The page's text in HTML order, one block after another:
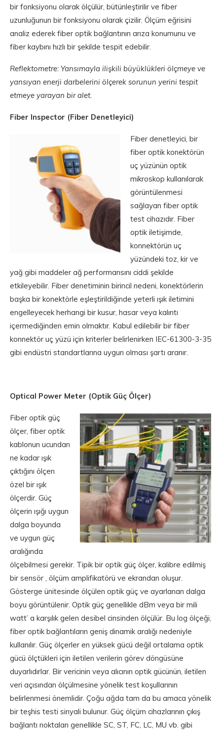
bir fonksiyonu olarak ölçülür, bütünleştirilir ve fiber
uzunluğunun bir fonksiyonu olarak çizilir. Ölçüm eğrisini
analiz ederek fiber optik bağlantının arıza konumunu ve
fiber kaybını hızlı bir şekilde tespit edebilir.
Reflektometre: Yansımayla ilişkili büyüklükleri ölçmeye ve
yansıyan enerji darbelerini ölçerek sorunun yerini tespit
etmeye yarayan bir alet.
Fiber Inspector (Fiber Denetleyici)
Fiber denetleyici, bir
fiber optik konektörün
uç yüzünün optik
mikroskop kullanılarak
görüntülenmesi
sağlayan fiber optik
test cihazıdır. Fiber
optik iletişimde,
konnektörün uç
yüzündeki toz, kir ve
yağ gibi maddeler ağ performansını ciddi şekilde
etkileyebilir. Fiber denetiminin birincil nedeni, konektörlerin
başka bir konektörle eşleştirildiğinde yeterli ışık iletimini
engelleyecek herhangi bir kusur, hasar veya kalıntı
içermediğinden emin olmaktır. Kabul edilebilir bir fiber
konnektör uç yüzü için kriterler belirlenirken IEC-61300-3-35
gibi endüstri standartlarına uygun olması şartı aranır.
Optical Power Meter (Optik Güç Ölçer)
Fiber optik güç
ölçer, fiber optik
kablonun ucundan
ne kadar ışık
çıktığını ölçen
özel bir ışık
ölçerdir. Güç
ölçerin ışığı uygun
dalga boyunda
ve uygun güç
aralığında
ölçebilmesi gerekir. Tipik bir optik güç ölçer, kalibre edilmiş
bir sensör , ölçüm amplifikatörü ve ekrandan oluşur.
Gösterge ünitesinde ölçülen optik güç ve ayarlanan dalga
boyu görüntülenir. Optik güç genellikle dBm veya bir mili
watt’ a karşılık gelen desibel cinsinden ölçülür. Bu log ölçeği,
fiber optik bağlantıların geniş dinamik aralığı nedeniyle
kullanılır. Güç ölçerler en yüksek gücü değil ortalama optik
gücü ölçtükleri için iletilen verilerin görev döngüsüne
duyarlıdırlar. Bir vericinin veya alıcının optik gücünün, iletilen
veri açısından ölçülmesine yönelik test koşullarının
belirlenmesi önemlidir. Çoğu ağda tam da bu amaca yönelik
bir teşhis testi sinyali bulunur. Güç ölçüm cihazlarının çıkış
bağlantı noktaları genellikle SC, ST, FC, LC, MU vb. gibi